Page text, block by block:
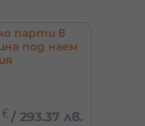
парти в
под наем
€ / 293.37 лв.